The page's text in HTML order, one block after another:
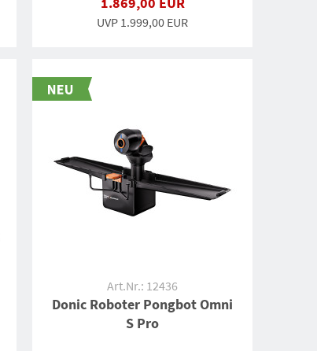
UVP 1.999,00 EUR
Art.Nr.: 12436
Donic Roboter Pongbot Omni
S Pro